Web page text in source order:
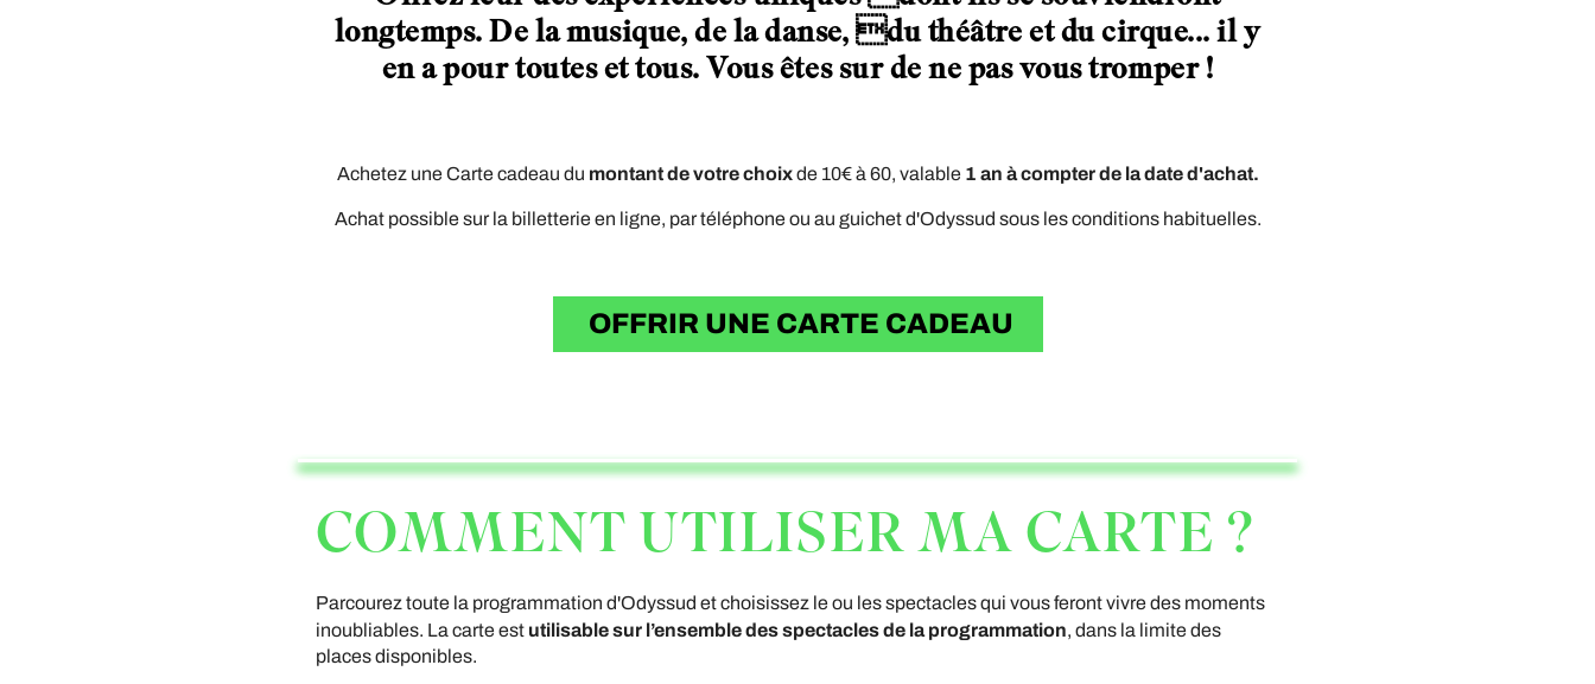
longtemps. De la musique, de la danse, du théâtre et du cirque... il y
en a pour toutes et tous. Vous êtes sur de ne pas vous tromper !
Achetez une Carte cadeau du montant de votre choixde 10€ à 60, valable1 an à compter de la date d'achat.
Achat possible sur la billetterie en ligne, par téléphone ou au guichet d'Odyssud sous les conditions habituelles.
OFFRIR UNE CARTE CADEAU
COMMENT UTILISER MA CARTE ?
Parcourez toute la programmation d'Odyssud et choisissez le ou les spectacles qui vous feront vivre des moments
inoubliables. La carte estutilisable sur l’ensemble des spectacles de la programmation, dans la limite des
places disponibles.